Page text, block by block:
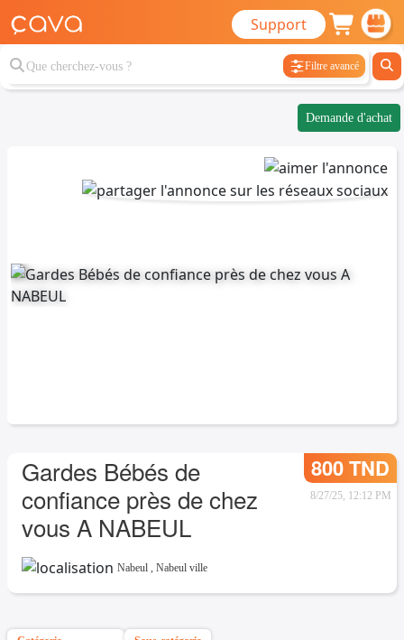
Support
Filtre avancé
Demande d'achat
Gardes Bébés de
confiance près de chez
vous A NABEUL
800 TND
8/27/25, 12:12 PM
Nabeul , Nabeul ville